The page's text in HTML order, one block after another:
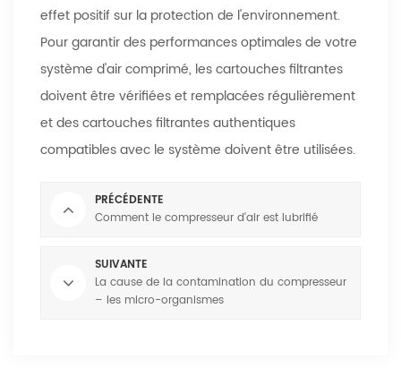
effet positif sur la protection de l'environnement.
Pour garantir des performances optimales de votre
système d'air comprimé, les cartouches filtrantes
doivent être vérifiées et remplacées régulièrement
et des cartouches filtrantes authentiques
compatibles avec le système doivent être utilisées.
PRÉCÉDENTE
Comment le compresseur d'air est lubrifié
SUIVANTE
La cause de la contamination du compresseur
– les micro-organismes